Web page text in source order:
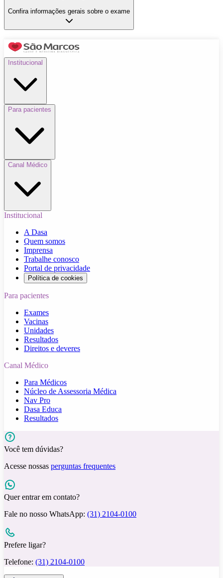
Confira informações gerais sobre o exame
Institucional
Para pacientes
Canal Médico
Institucional
A Dasa
Quem somos
Imprensa
Trabalhe conosco
Portal de privacidade
Política de cookies
Para pacientes
Exames
Vacinas
Unidades
Resultados
Direitos e deveres
Canal Médico
Para Médicos
Núcleo de Assessoria Médica
Nav Pro
Dasa Educa
Resultados
Você tem dúvidas?
Acesse nossas perguntas frequentes
Quer entrar em contato?
Fale no nosso WhatsApp: (31) 2104-0100
Prefere ligar?
Telefone: (31) 2104-0100